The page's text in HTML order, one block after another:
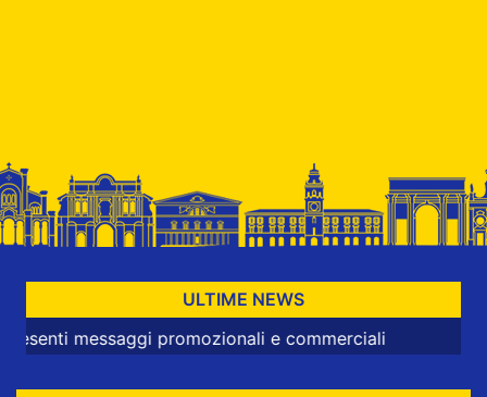
ULTIME NEWS
promozionali e commerciali